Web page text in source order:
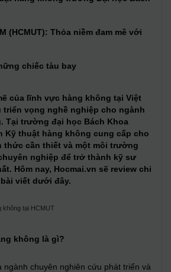
(HCMUT): Thỏa niềm đam mê với
chiếc tàu bay
của lĩnh vực hàng không tại Việt
triển vọng nghề nghiệp cho ngành
Tại trường đại học Bách Khoa
Kỹ thuật hàng không cung cấp cho
thức cần thiết và một môi trường
nghiệp để trở thành kỹ sư
Hôm nay, Hocmai.vn sẽ review chi
viết dưới đây.
không tại HCMUT
không là gì?
ngành chuyên nghiên cứu phát triển và